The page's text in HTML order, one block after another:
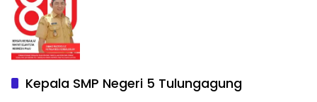
Kepala SMP Negeri 5 Tulungagung